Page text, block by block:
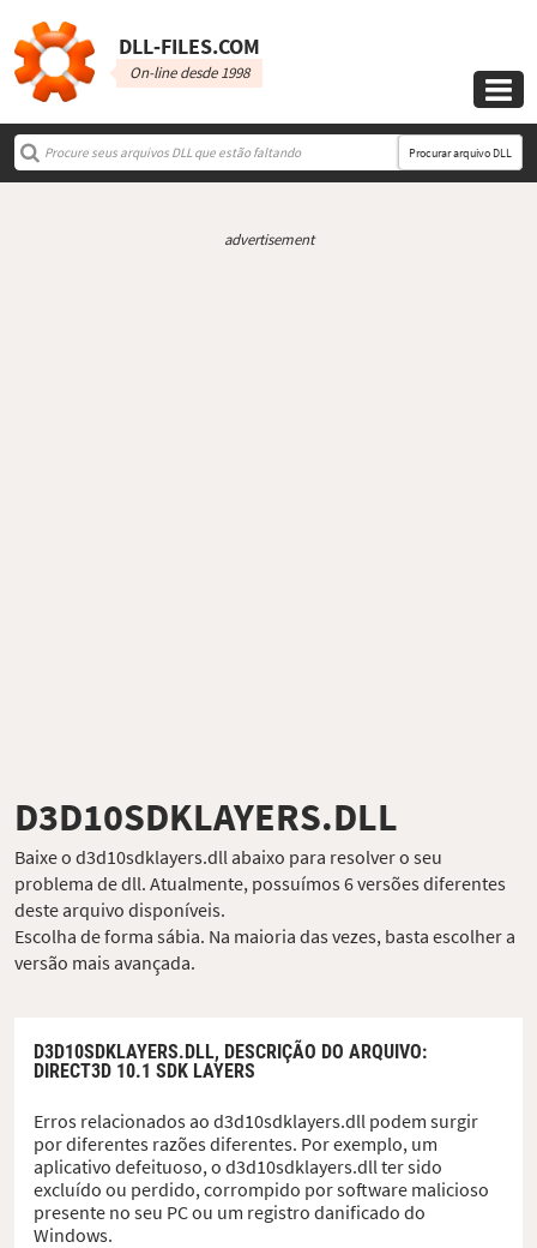
DLL‑FILES.COM
On-line desde 1998

Procurar arquivo DLL
advertisement
D3D10SDKLAYERS.DLL
Baixe o d3d10sdklayers.dll abaixo para resolver o seu
problema de dll. Atualmente, possuímos 6 versões diferentes
deste arquivo disponíveis.
Escolha de forma sábia. Na maioria das vezes, basta escolher a
versão mais avançada.
D3D10SDKLAYERS.DLL, DESCRIÇÃO DO ARQUIVO:
DIRECT3D 10.1 SDK LAYERS
Erros relacionados ao d3d10sdklayers.dll podem surgir
por diferentes razões diferentes. Por exemplo, um
aplicativo defeituoso, o d3d10sdklayers.dll ter sido
excluído ou perdido, corrompido por software malicioso
presente no seu PC ou um registro danificado do
Windows.